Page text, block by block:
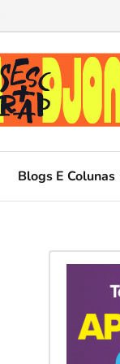
Blogs E Colunas